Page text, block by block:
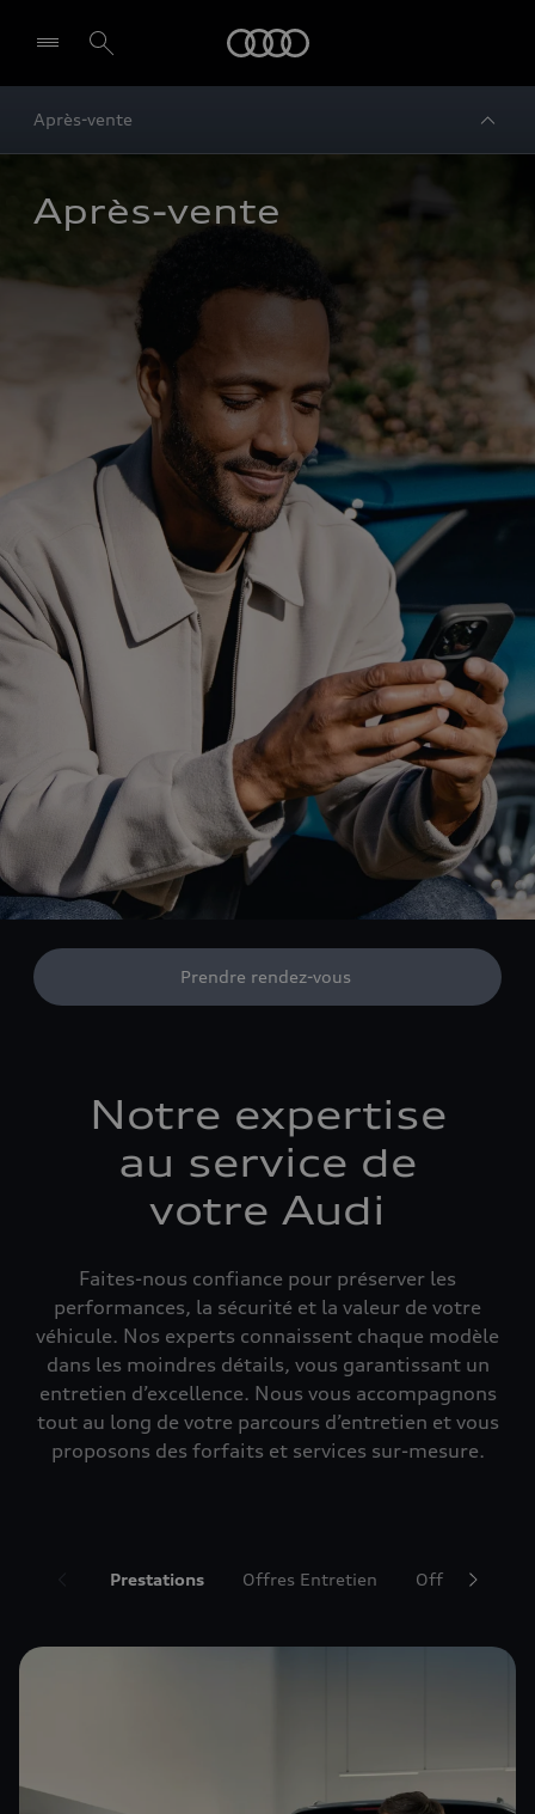
Après-vente
Après-vente
Prendre rendez-vous
Notre expertise
au service de
votre Audi
Faites-nous confiance pour préserver les
performances, la sécurité et la valeur de votre
véhicule. Nos experts connaissent chaque modèle
dans les moindres détails, vous garantissant un
entretien d’excellence. Nous vous accompagnons
tout au long de votre parcours d’entretien et vous
proposons des forfaits et services sur-mesure.
Prestations Offres Entretien Offres